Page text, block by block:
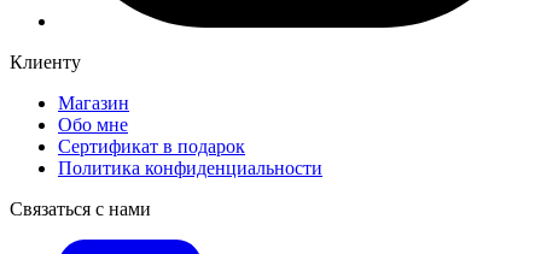
Клиенту
Магазин
Обо мне
Сертификат в подарок
Политика конфиденциальности
Связаться с нами